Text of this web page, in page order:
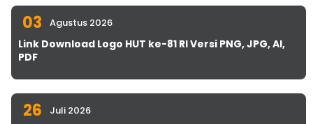
03 Agustus 2026
Link Download Logo HUT ke-81 RI Versi PNG, JPG, AI,
PDF
26 Juli 2026